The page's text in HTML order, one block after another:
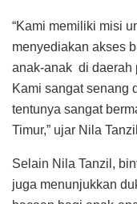
“Kami memiliki misi
menyediakan akses
anak-anak di daerah
Kami sangat senang
tentunya sangat
Timur,” ujar Nila
Selain Nila Tanzil,
juga menunjukkan